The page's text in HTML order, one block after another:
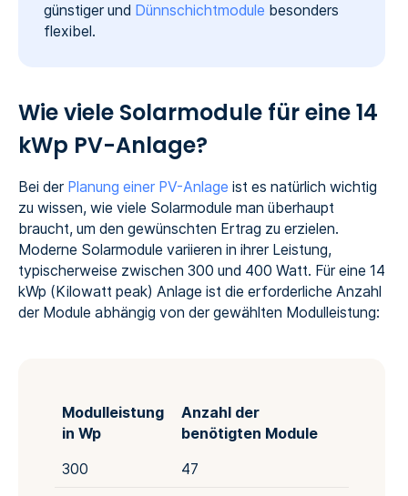
günstiger und Dünnschichtmodule besonders
flexibel.
Wie viele Solarmodule für eine 14
kWp PV-Anlage?
Bei der Planung einer PV-Anlage ist es natürlich wichtig
zu wissen, wie viele Solarmodule man überhaupt
braucht, um den gewünschten Ertrag zu erzielen.
Moderne Solarmodule variieren in ihrer Leistung,
typischerweise zwischen 300 und 400 Watt. Für eine 14
kWp (Kilowatt peak) Anlage ist die erforderliche Anzahl
der Module abhängig von der gewählten Modulleistung:
Modulleistung
in Wp
Anzahl der
benötigten Module
300 47